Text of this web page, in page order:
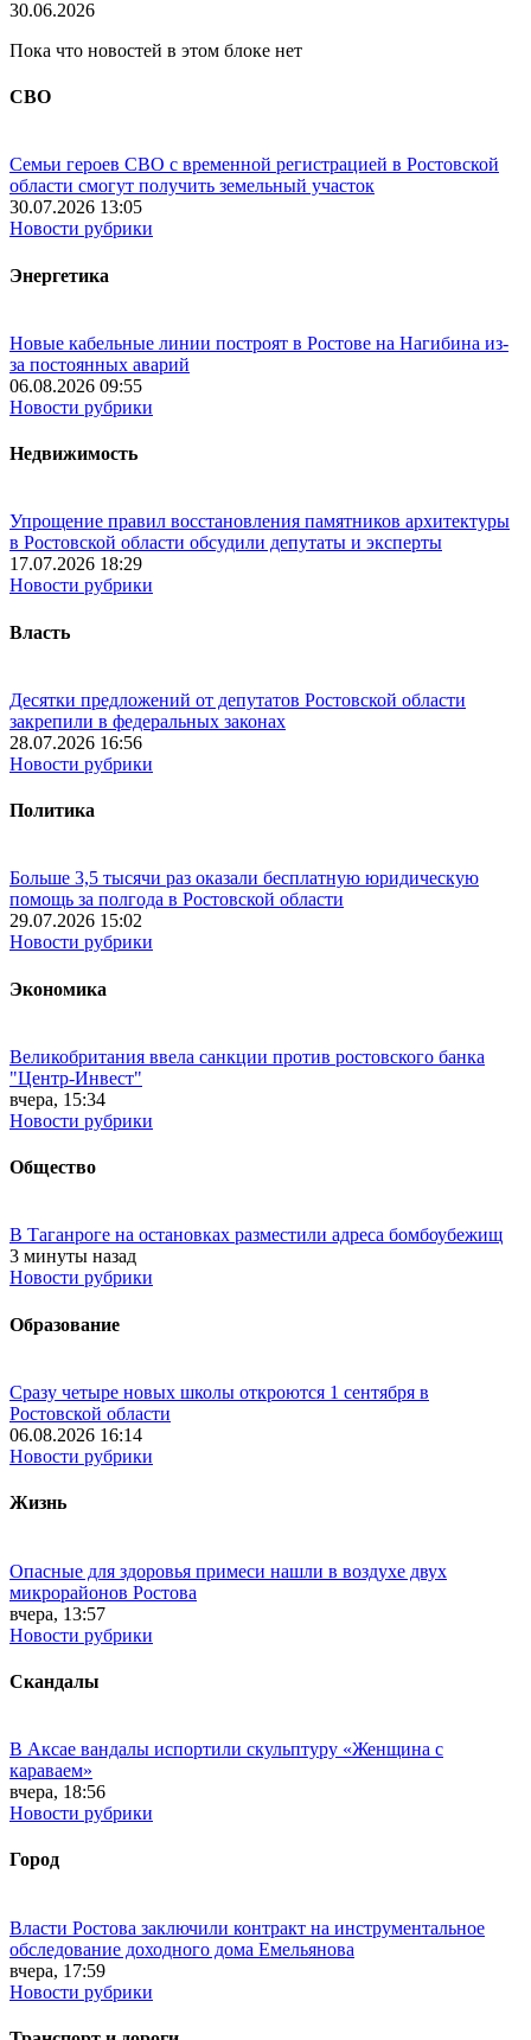
30.06.2026
Пока что новостей в этом блоке нет
СВО
Семьи героев СВО с временной регистрацией в Ростовской
области смогут получить земельный участок
30.07.2026 13:05
Новости рубрики
Энергетика
Новые кабельные линии построят в Ростове на Нагибина из-
за постоянных аварий
06.08.2026 09:55
Новости рубрики
Недвижимость
Упрощение правил восстановления памятников архитектуры
в Ростовской области обсудили депутаты и эксперты
17.07.2026 18:29
Новости рубрики
Власть
Десятки предложений от депутатов Ростовской области
закрепили в федеральных законах
28.07.2026 16:56
Новости рубрики
Политика
Больше 3,5 тысячи раз оказали бесплатную юридическую
помощь за полгода в Ростовской области
29.07.2026 15:02
Новости рубрики
Экономика
Великобритания ввела санкции против ростовского банка
"Центр-Инвест"
вчера, 15:34
Новости рубрики
Общество
В Таганроге на остановках разместили адреса бомбоубежищ
3 минуты назад
Новости рубрики
Образование
Сразу четыре новых школы откроются 1 сентября в
Ростовской области
06.08.2026 16:14
Новости рубрики
Жизнь
Опасные для здоровья примеси нашли в воздухе двух
микрорайонов Ростова
вчера, 13:57
Новости рубрики
Скандалы
В Аксае вандалы испортили скульптуру «Женщина с
караваем»
вчера, 18:56
Новости рубрики
Город
Власти Ростова заключили контракт на инструментальное
обследование доходного дома Емельянова
вчера, 17:59
Новости рубрики